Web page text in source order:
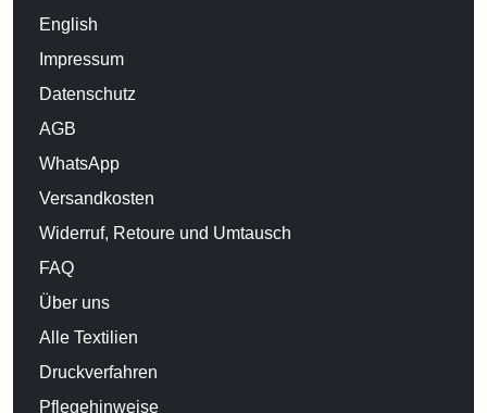
English
Impressum
Datenschutz
AGB
WhatsApp
Versandkosten
Widerruf, Retoure und Umtausch
FAQ
Über uns
Alle Textilien
Druckverfahren
Pflegehinweise